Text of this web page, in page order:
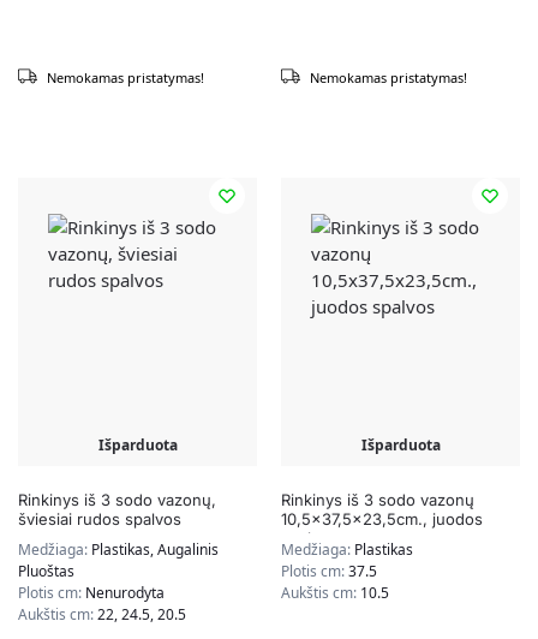
Nemokamas pristatymas! Nemokamas pristatymas!
Išparduota
Rinkinys iš 3 sodo vazonų,
šviesiai rudos spalvos
Medžiaga: Plastikas, Augalinis
Pluoštas
Plotis cm: Nenurodyta
Aukštis cm:22, 24.5, 20.5
Išparduota
Rinkinys iš 3 sodo vazonų
10,5×37,5×23,5cm., juodos
spalvos
Medžiaga: Plastikas
Plotis cm:37.5
Aukštis cm: 10.5